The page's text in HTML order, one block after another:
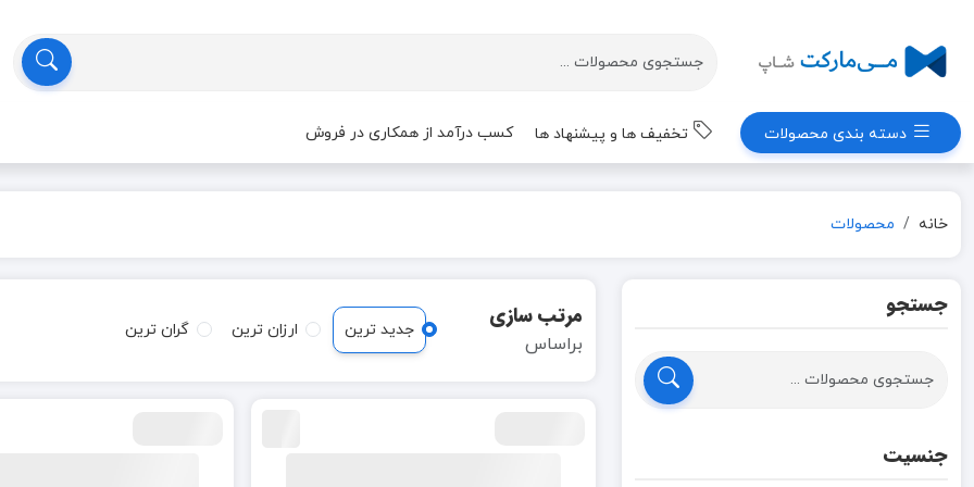
دسته بندی محصولات تخفیف ها و پیشنهاد ها کسب درآمد از همکاری در فروش
خانه محصولات
جستجو
جنسیت
مرتب سازی
براساس
جدید ترین ارزان ترین گران ترین